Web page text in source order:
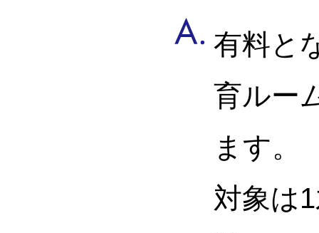
有料と
育ルー
ます。
対象は